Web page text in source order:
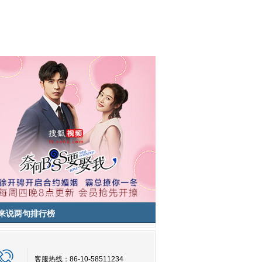
说两句排行榜
客服热线：86-10-58511234